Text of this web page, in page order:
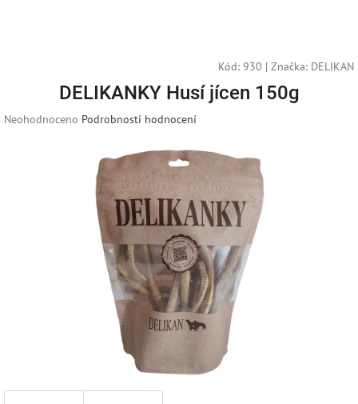
košík
Kód: 930 | Značka: DELIKAN
DELIKANKY Husí jícen 150g
Průměrné
Neohodnoceno Podrobnosti hodnocení